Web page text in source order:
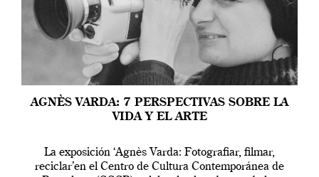
AGNÈS VARDA: 7 PERSPECTIVAS SOBRE LA
VIDA Y EL ARTE
La exposición ‘Agnès Varda: Fotografiar, filmar,
reciclar’en el Centro de Cultura Contemporánea de